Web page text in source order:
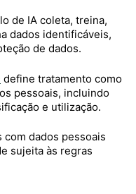
de IA coleta, treina,
dados identificáveis,
de dados.
define tratamento como
pessoais, incluindo
e utilização.
dados pessoais
sujeita às regras